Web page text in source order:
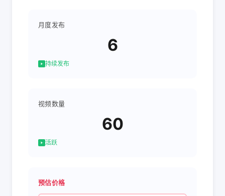
月度发布
6
持续发布
视频数量
60
活跃
预估价格